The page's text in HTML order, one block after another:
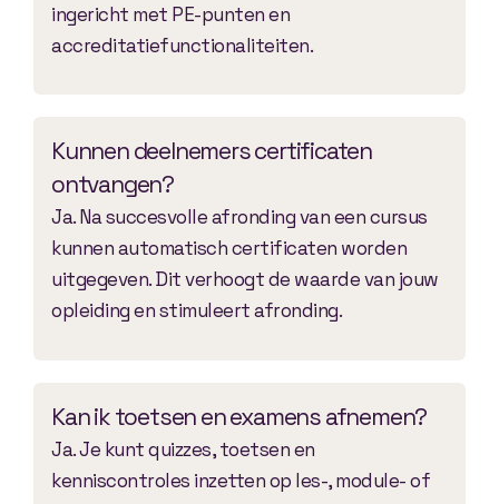
ingericht met PE-punten en
accreditatiefunctionaliteiten.
Kunnen deelnemers certificaten
ontvangen?
Ja. Na succesvolle afronding van een cursus
kunnen automatisch certificaten worden
uitgegeven. Dit verhoogt de waarde van jouw
opleiding en stimuleert afronding.
Kan ik toetsen en examens afnemen?
Ja. Je kunt quizzes, toetsen en
kenniscontroles inzetten op les-, module- of